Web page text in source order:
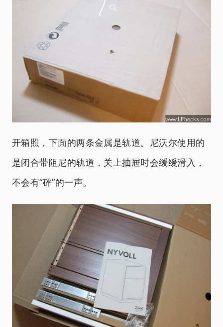
开箱照，下面的两条金属是轨道。尼沃尔使用的
是闭合带阻尼的轨道，关上抽屉时会缓缓滑入，
不会有“砰”的一声。